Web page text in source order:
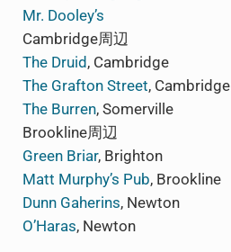
Mr. Dooley’s
Cambridge周辺
The Druid , Cambridge
The Grafton Street, Cambridge
The Burren, Somerville
Brookline周辺
Green Briar, Brighton
Matt Murphy’s Pub, Brookline
Dunn Gaherins, Newton
O’Haras, Newton